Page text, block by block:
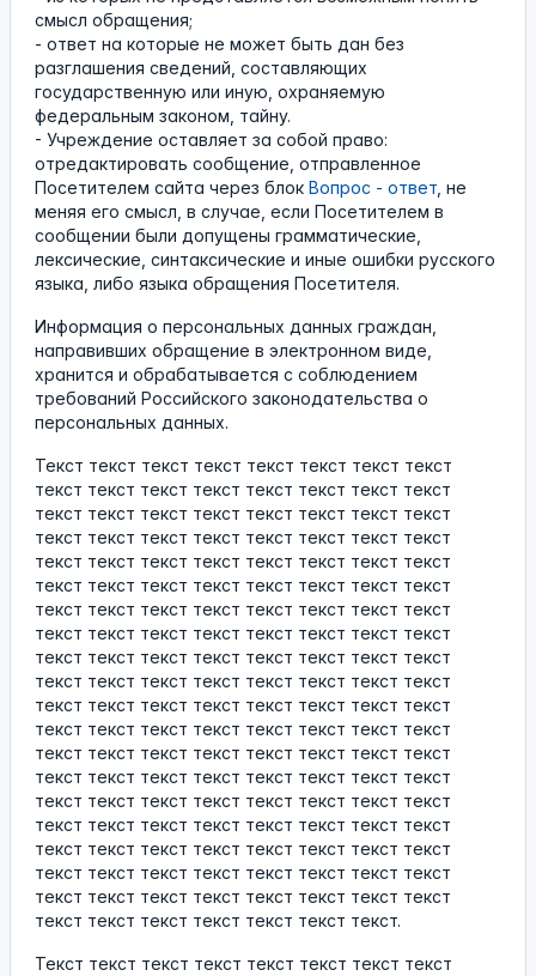
смысл обращения;
- ответ на которые не может быть дан без
разглашения сведений, составляющих
государственную или иную, охраняемую
федеральным законом, тайну.
- Учреждение оставляет за собой право:
отредактировать сообщение, отправленное
Посетителем сайта через блок Вопрос - ответ , не
меняя его смысл, в случае, если Посетителем в
сообщении были допущены грамматические,
лексические, синтаксические и иные ошибки русского
языка, либо языка обращения Посетителя.
Информация о персональных данных граждан,
направивших обращение в электронном виде,
хранится и обрабатывается с соблюдением
требований Российского законодательства о
персональных данных.
Текст текст текст текст текст текст текст текст
текст текст текст текст текст текст текст текст
текст текст текст текст текст текст текст текст
текст текст текст текст текст текст текст текст
текст текст текст текст текст текст текст текст
текст текст текст текст текст текст текст текст
текст текст текст текст текст текст текст текст
текст текст текст текст текст текст текст текст
текст текст текст текст текст текст текст текст
текст текст текст текст текст текст текст текст
текст текст текст текст текст текст текст текст
текст текст текст текст текст текст текст текст
текст текст текст текст текст текст текст текст
текст текст текст текст текст текст текст текст
текст текст текст текст текст текст текст текст
текст текст текст текст текст текст текст текст
текст текст текст текст текст текст текст текст
текст текст текст текст текст текст текст текст
текст текст текст текст текст текст текст текст
текст текст текст текст текст текст текст.
Текст текст текст текст текст текст текст текст